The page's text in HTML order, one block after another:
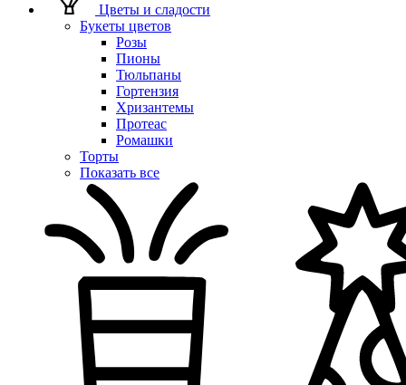
Цветы и сладости
Букеты цветов
Розы
Пионы
Тюльпаны
Гортензия
Хризантемы
Протеас
Ромашки
Торты
Показать все